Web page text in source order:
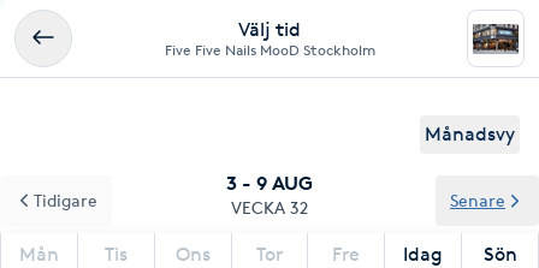
Välj tid
Five Five Nails MooD Stockholm
Månadsvy
3 - 9 AUG
VECKA 32
Mån Tis Ons Tor Fre Idag Sön
Tidigare Senare